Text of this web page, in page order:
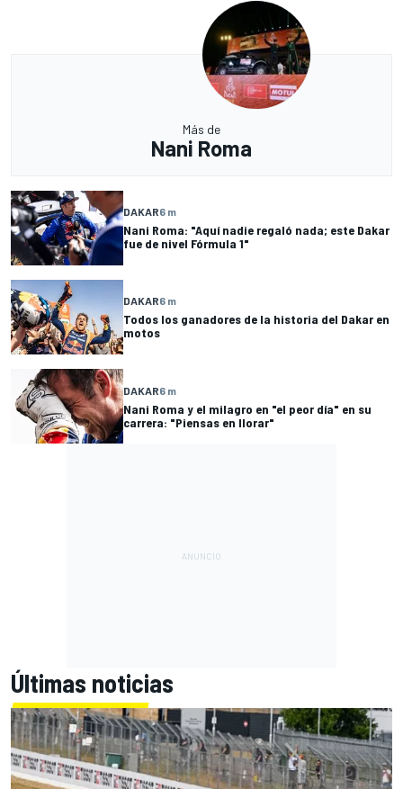
Más de
Nani Roma
DAKAR6 m
Nani Roma: "Aquí nadie regaló nada; este Dakar
fue de nivel Fórmula 1"
DAKAR6 m
Todos los ganadores de la historia del Dakar en
motos
DAKAR6 m
Nani Roma y el milagro en "el peor día" en su
carrera: "Piensas en llorar"
Últimas noticias